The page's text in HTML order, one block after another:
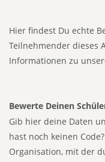
Hier findest Du echte
Teilnehmender dieses
Informationen zu
Bewerte Deinen
Gib hier deine Daten
hast noch keinen
Organisation, mit der